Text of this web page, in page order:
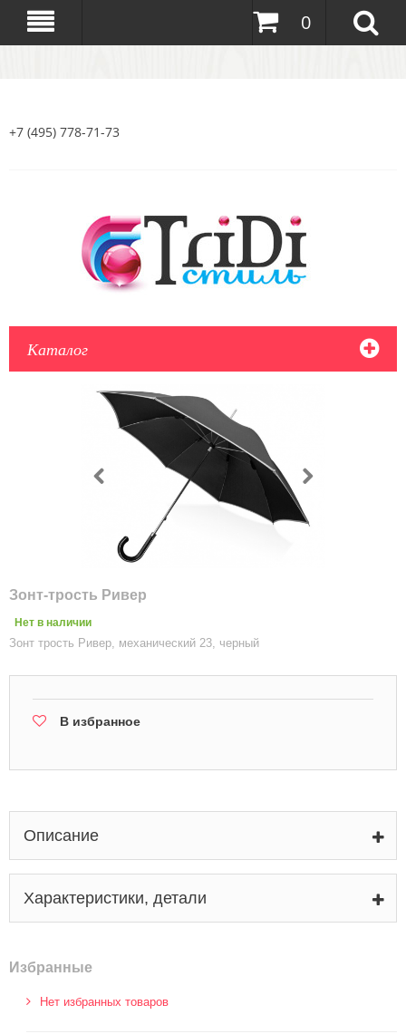
0
+7 (495) 778-71-73
Каталог
Зонт-трость Ривер
Нет в наличии
Зонт трость Ривер, механический 23, черный
В избранное
Описание
Характеристики, детали
Избранные
Нет избранных товаров